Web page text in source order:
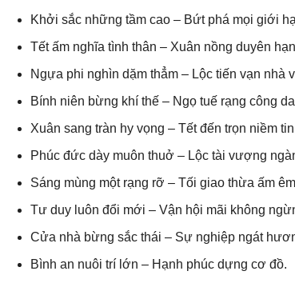
Khởi sắc những tầm cao – Bứt phá mọi giới
Tết ấm nghĩa tình thân – Xuân nồng duyên
Ngựa phi nghìn dặm thẳm – Lộc tiến vạn nhà
Bính niên bừng khí thế – Ngọ tuế rạng công
Xuân sang tràn hy vọng – Tết đến trọn niềm
Phúc đức dày muôn thuở – Lộc tài vượng
Sáng mùng một rạng rỡ – Tối giao thừa ấm
Tư duy luôn đổi mới – Vận hội mãi không
Cửa nhà bừng sắc thái – Sự nghiệp ngát
Bình an nuôi trí lớn – Hạnh phúc dựng cơ đồ.